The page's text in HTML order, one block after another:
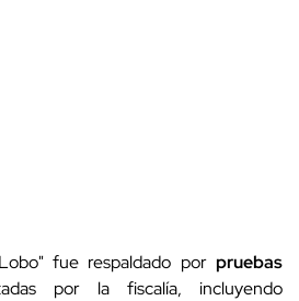
fue respaldado por pruebas
por la fiscalía, incluyendo